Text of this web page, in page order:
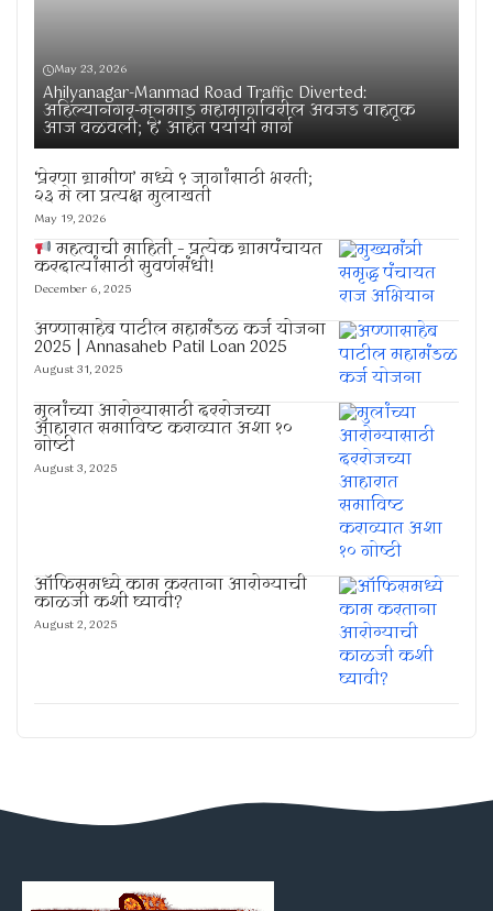
May 23, 2026
Ahilyanagar-Manmad Road Traffic Diverted:
अहिल्यानगर-मनमाड महामार्गावरील अवजड वाहतूक
आज वळवली; ‘हे’ आहेत पर्यायी मार्ग
‘प्रेरणा ग्रामीण’ मध्ये ९ जागांसाठी भरती;
२३ मे ला प्रत्यक्ष मुलाखती
May 19, 2026
महत्वाची माहिती – प्रत्येक ग्रामपंचायत
करदात्यांसाठी सुवर्णसंधी!
December 6, 2025
अण्णासाहेब पाटील महामंडळ कर्ज योजना
2025 | Annasaheb Patil Loan 2025
August 31, 2025
मुलांच्या आरोग्यासाठी दररोजच्या
आहारात समाविष्ट कराव्यात अशा १०
गोष्टी
August 3, 2025
ऑफिसमध्ये काम करताना आरोग्याची
काळजी कशी घ्यावी?
August 2, 2025